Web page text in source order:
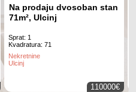
Na prodaju dvosoban stan
71m², Ulcinj
Sprat: 1
Kvadratura: 71
Nekretnine
Ulcinj
110000€